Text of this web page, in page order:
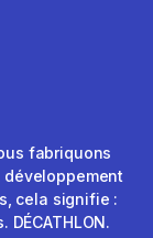
fabriquons
cela signifie :